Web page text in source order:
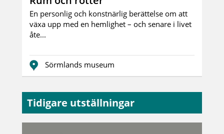
En personlig och konstnärlig berättelse om att
växa upp med en hemlighet – och senare i livet
åte...
Sörmlands museum
Tidigare utställningar